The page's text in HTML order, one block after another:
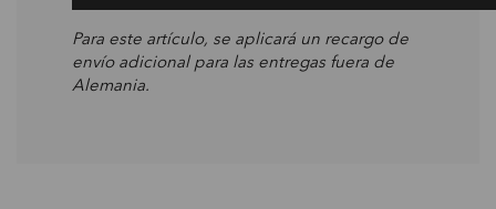
Para este artículo, se aplicará un recargo de
envío adicional para las entregas fuera de
Alemania.